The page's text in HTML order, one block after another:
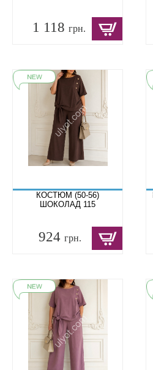
1 118грн.
КОСТЮМ (50-56)
ШОКОЛАД 115
924 грн.